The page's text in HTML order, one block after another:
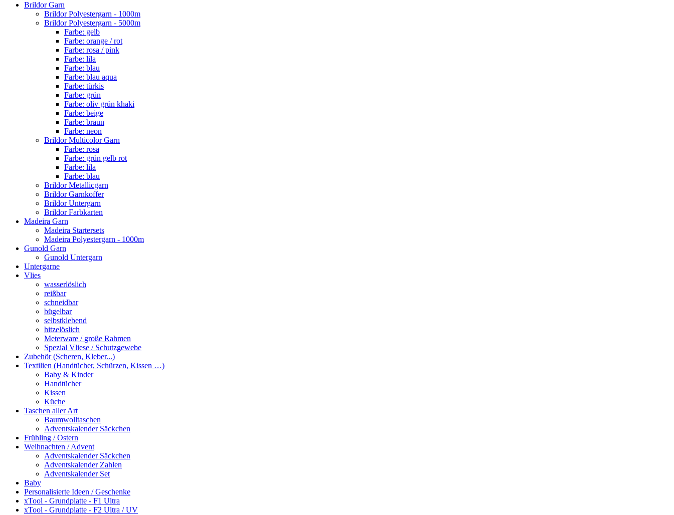
Brildor Garn
Brildor Polyestergarn - 1000m
Brildor Polyestergarn - 5000m
Farbe: gelb
Farbe: orange / rot
Farbe: rosa / pink
Farbe: lila
Farbe: blau
Farbe: blau aqua
Farbe: türkis
Farbe: grün
Farbe: oliv grün khaki
Farbe: beige
Farbe: braun
Farbe: neon
Brildor Multicolor Garn
Farbe: rosa
Farbe: grün gelb rot
Farbe: lila
Farbe: blau
Brildor Metallicgarn
Brildor Garnkoffer
Brildor Untergarn
Brildor Farbkarten
Madeira Garn
Madeira Startersets
Madeira Polyestergarn - 1000m
Gunold Garn
Gunold Untergarn
Untergarne
Vlies
wasserlöslich
reißbar
schneidbar
bügelbar
selbstklebend
hitzelöslich
Meterware / große Rahmen
Spezial Vliese / Schutzgewebe
Zubehör (Scheren, Kleber...)
Textilien (Handtücher, Schürzen, Kissen …)
Baby & Kinder
Handtücher
Kissen
Küche
Taschen aller Art
Baumwolltaschen
Adventskalender Säckchen
Frühling / Ostern
Weihnachten / Advent
Adventskalender Säckchen
Adventskalender Zahlen
Adventskalender Set
Baby
Personalisierte Ideen / Geschenke
xTool - Grundplatte - F1 Ultra
xTool - Grundplatte - F2 Ultra / UV